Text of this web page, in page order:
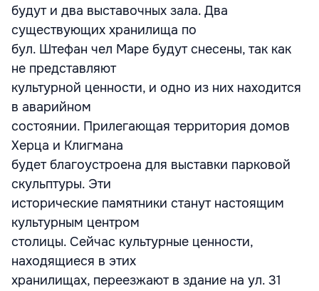
будут и два выставочных зала. Два
существующих хранилища по
бул. Штефан чел Маре будут снесены, так как
не представляют
культурной ценности, и одно из них находится
в аварийном
состоянии. Прилегающая территория домов
Херца и Клигмана
будет благоустроена для выставки парковой
скульптуры. Эти
исторические памятники станут настоящим
культурным центром
столицы. Сейчас культурные ценности,
находящиеся в этих
хранилищах, переезжают в здание на ул. 31